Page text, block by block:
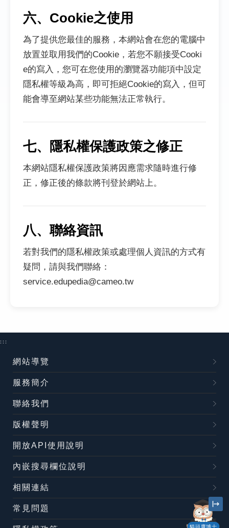
六、Cookie之使用
為了提供您最佳的服務，本網站會在您的電腦中
放置並取用我們的Cookie，若您不願接受Cooki
e的寫入，您可在您使用的瀏覽器功能項中設定
隱私權等級為高，即可拒絕Cookie的寫入，但可
能會導至網站某些功能無法正常執行。
七、隱私權保護政策之修正
本網站隱私權保護政策將因應需求隨時進行修
正，修正後的條款將刊登於網站上。
八、聯絡資訊
若對我們的隱私權政策或處理個人資訊的方式有
疑問，請與我們聯絡：
service.edupedia@cameo.tw
貓頭鷹博士
:::
網站導覽
服務簡介
聯絡我們
版權聲明
開放API使用說明
內嵌搜尋欄位說明
相關連結
常見問題